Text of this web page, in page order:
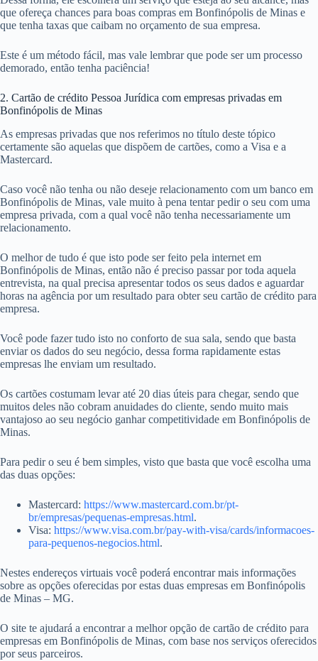
que ofereça chances para boas compras em Bonfinópolis de Minas e
que tenha taxas que caibam no orçamento de sua empresa.
Este é um método fácil, mas vale lembrar que pode ser um processo
demorado, então tenha paciência!
2. Cartão de crédito Pessoa Jurídica com empresas privadas em
Bonfinópolis de Minas
As empresas privadas que nos referimos no título deste tópico
certamente são aquelas que dispõem de cartões, como a Visa e a
Mastercard.
Caso você não tenha ou não deseje relacionamento com um banco em
Bonfinópolis de Minas, vale muito à pena tentar pedir o seu com uma
empresa privada, com a qual você não tenha necessariamente um
relacionamento.
O melhor de tudo é que isto pode ser feito pela internet em
Bonfinópolis de Minas, então não é preciso passar por toda aquela
entrevista, na qual precisa apresentar todos os seus dados e aguardar
horas na agência por um resultado para obter seu cartão de crédito para
empresa.
Você pode fazer tudo isto no conforto de sua sala, sendo que basta
enviar os dados do seu negócio, dessa forma rapidamente estas
empresas lhe enviam um resultado.
Os cartões costumam levar até 20 dias úteis para chegar, sendo que
muitos deles não cobram anuidades do cliente, sendo muito mais
vantajoso ao seu negócio ganhar competitividade em Bonfinópolis de
Minas.
Para pedir o seu é bem simples, visto que basta que você escolha uma
das duas opções:
Mastercard: https://www.mastercard.com.br/pt-
br/empresas/pequenas-empresas.html.
Visa: https://www.visa.com.br/pay-with-visa/cards/informacoes-
para-pequenos-negocios.html.
Nestes endereços virtuais você poderá encontrar mais informações
sobre as opções oferecidas por estas duas empresas em Bonfinópolis
de Minas – MG.
O site te ajudará a encontrar a melhor opção de cartão de crédito para
empresas em Bonfinópolis de Minas, com base nos serviços oferecidos
por seus parceiros.